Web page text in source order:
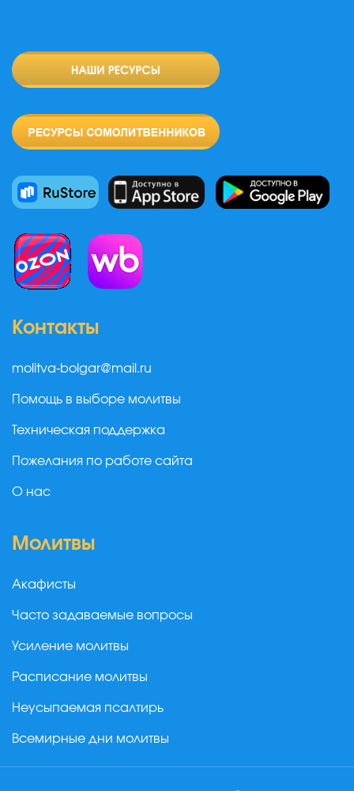
Контакты
molitva-bolgar@mail.ru
Помощь в выборе молитвы
Техническая поддержка
Пожелания по работе сайта
О нас
Молитвы
Акафисты
Часто задаваемые вопросы
Усиление молитвы
Расписание молитвы
Неусыпаемая псалтирь
Всемирные дни молитвы